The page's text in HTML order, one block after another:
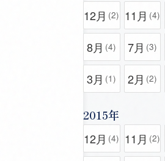
12月 (2) 11月 (4)
8月 (4) 7月 (3)
3月 (1) 2月 (2)
2015年
12月 (4) 11月 (2)